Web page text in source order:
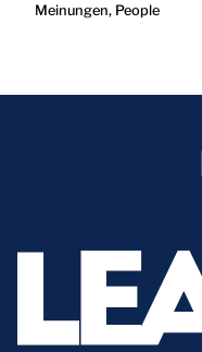
Meinungen, People